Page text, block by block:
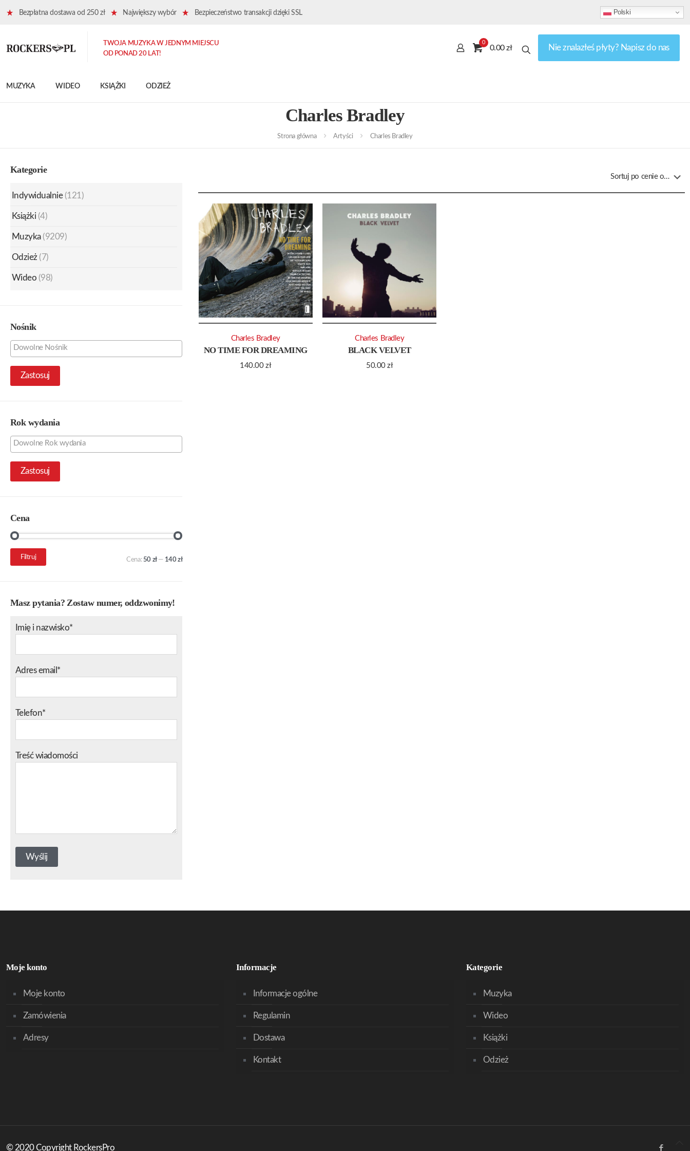
Bezpłatna dostawa od 250 zł Największy wybór Bezpieczeństwo transakcji dzięki SSL Polski
MUZYKA WIDEO KSIĄŻKI ODZIEŻ
TWOJA MUZYKA W JEDNYM MIEJSCU
OD PONAD 20 LAT!
0
0.00 zł Nie znalazłeś płyty? Napisz do nas
Charles Bradley
Strona główna Artyści Charles Bradley
NO TIME FOR DREAMING
140.00zł
Charles Bradley
BLACK VELVET
50.00zł
Charles Bradley
Kategorie
Indywidualnie (121)
Książki (4)
Muzyka (9209)
Odzież (7)
Wideo (98)
Nośnik
Zastosuj
Rok wydania
Zastosuj
Cena
Cena
min.
Cena
maks.
Filtruj Cena:50 zł— 140 zł
Masz pytania? Zostaw numer, oddzwonimy!
Imię i nazwisko*
Adres email*
Telefon*
Treść wiadomości
Moje konto
Moje konto
Zamówienia
Adresy
Informacje
Informacje ogólne
Regulamin
Dostawa
Kontakt
Kategorie
Muzyka
Wideo
Książki
Odzież
© 2020 Copyright RockersPro